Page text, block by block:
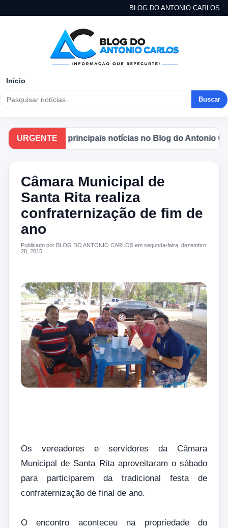
BLOG DO ANTONIO CARLOS
Início
Buscar
URGENTE
as principais notícias no Blog do Antonio Carlos.
Câmara Municipal de
Santa Rita realiza
confraternização de fim de
ano
Publicado por BLOG DO ANTONIO CARLOS em segunda-feira, dezembro
28, 2015
Os vereadores e servidores da Câmara
Municipal de Santa Rita aproveitaram o sábado
para participarem da tradicional festa de
confraternização de final de ano.
O encontro aconteceu na propriedade do